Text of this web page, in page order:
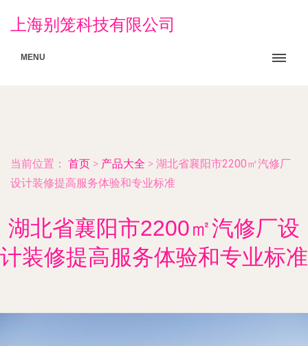
上海别笼科技有限公司
MENU
当前位置： 首页 > 产品大全 > 湖北省襄阳市2200㎡汽修厂
设计装修提高服务体验和专业标准
湖北省襄阳市2200㎡汽修厂设
计装修提高服务体验和专业标准